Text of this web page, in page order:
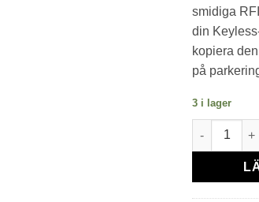
smidiga
din
kopiera
på
3 i lager
RFID-